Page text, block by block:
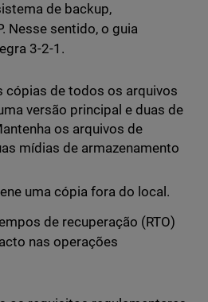
de backup,
Nesse sentido, o guia
3-2-1.
cópias de todos os arquivos
versão principal e duas de
os arquivos de
mídias de armazenamento
uma cópia fora do local.
de recuperação (RTO)
nas operações